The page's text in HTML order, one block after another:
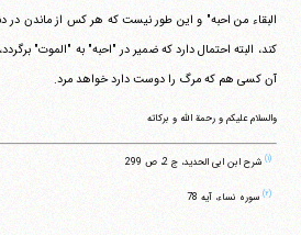
آن کسی هم که مرگ را دوست دارد خواهد مرد.
والسلام علیکم و رحمة الله و برکاته
(۱) شرح ابن ابی الحدید، ج 2، ص 299
(۲) سوره نساء، آیه 78